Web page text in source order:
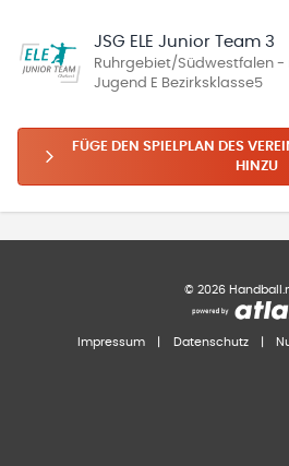
JSG ELE Junior Team 3
Ruhrgebiet/Südwestfalen -
Jugend E Bezirksklasse5
FÜGE DEN SPIELPLAN DES
HINZU
© 2026
Impressum Datenschutz